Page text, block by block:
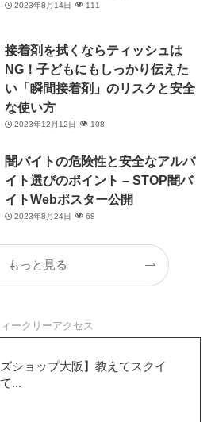
2023年8月14日 111
接着剤を拭くならティッシュは
NG！子どもにもしっかり伝えた
い「瞬間接着剤」のリスクと安全
な使い方
2023年12月12日 108
闇バイトの危険性と安全なアルバ
イト選びのポイント – STOP闇バ
イトWebポスター公開
2023年8月24日 68
もっと見る
ークリーアクセス
ズショップ大阪】教えてスクイ
...